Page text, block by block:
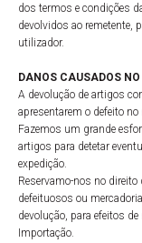
dos termos e condições
devolvidos ao remetente,
utilizador.
DANOS CAUSADOS
A devolução de artigos
apresentarem o defeito
Fazemos um grande
artigos para detetar
expedição.
Reservamo-nos no
defeituosos ou
devolução, para efeitos
Importação.